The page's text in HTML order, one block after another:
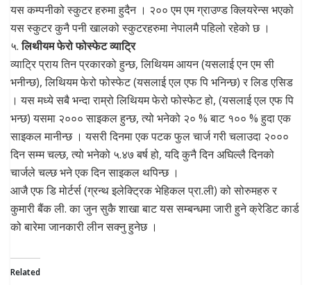
यस कम्पनीको स्कुटर हरुमा हुदैन । २०० एम एम ग्राउण्ड क्लियरेन्स भएको
यस स्कुटर कुनै पनी खालको स्कुटरहरुमा नेपालमै पहिलो रहेको छ ।
५.लिथीयम फेरो फोस्फेट व्याट्रि
व्याट्रि प्राय तिन प्रकारको हुन्छ, लिथियम आयन (यसलाई एन एम सी
भनीन्छ), लिथियम फेरो फोस्फेट (यसलाई एल एफ पि भनिन्छ) र लिड एसिड
। यस मध्ये सबै भन्दा राम्रो लिथियम फेरो फोस्फेट हो, (यसलाई एल एफ पि
भन्छ) यसमा २००० साइकल हुन्छ, त्यो भनेको २० % बाट १०० % हुदा एक
साइकल मानीन्छ । यसरी दिनमा एक पटक फुल चार्ज गरी चलाउदा २०००
दिन सम्म चल्छ, त्यो भनेको ५.४७ बर्ष हो, यदि कुनै दिन अघिल्लै दिनको
चार्जले चल्छ भने एक दिन साइकल थपिन्छ ।
आजै एफ डि मोर्टर्स (ग्रन्थ इलेक्ट्रिक भेहिकल प्रा.ली) को सोरुमहरु र
कुमारी बैंक ली. का जुन सुकै शाखा बाट यस सम्बन्धमा जारी हुने क्रेडिट कार्ड
को बारेमा जानकारी लीन सक्नु हुनेछ ।
Related